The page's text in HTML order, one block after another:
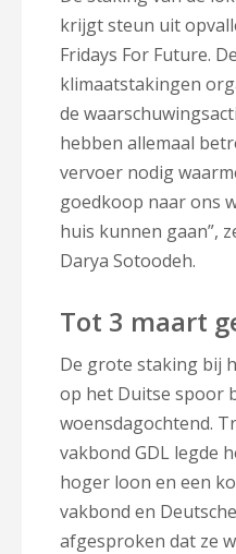
krijgt steun uit
Fridays For Future.
klimaatstakingen
de
hebben allemaal
vervoer nodig
goedkoop naar ons
huis kunnen gaan”,
Darya Sotoodeh.
Tot 3 maart
De grote staking bij
op het Duitse spoor
woensdagochtend.
vakbond GDL legde
hoger loon en een
vakbond en
afgesproken dat ze